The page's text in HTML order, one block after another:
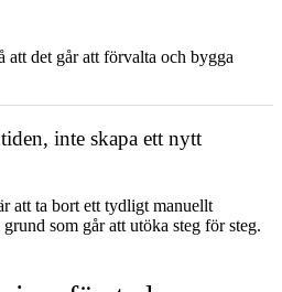
att det går att förvalta och bygga
inte skapa ett nytt
att ta bort ett tydligt manuellt
som går att utöka steg för steg.